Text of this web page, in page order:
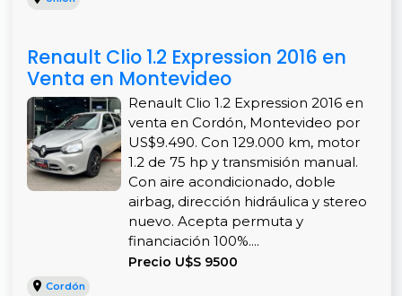
Renault Clio 1.2 Expression 2016 en
Venta en Montevideo
Renault Clio 1.2 Expression 2016 en
venta en Cordón, Montevideo por
US$9.490. Con 129.000 km, motor
1.2 de 75 hp y transmisión manual.
Con aire acondicionado, doble
airbag, dirección hidráulica y stereo
nuevo. Acepta permuta y
financiación 100%....
Precio U$S 9500
Cordón